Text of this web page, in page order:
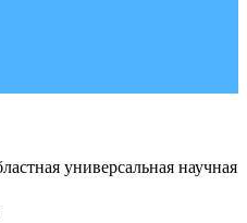
универсальная научная